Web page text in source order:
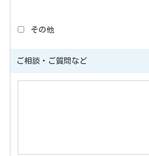
その他
ご相談・ご質問など